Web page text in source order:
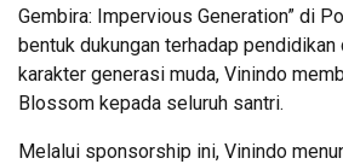
Gembira: Impervious Generation” di
bentuk dukungan terhadap pendidikan
karakter generasi muda, Vinindo
Blossom kepada seluruh santri.
Melalui sponsorship ini, Vinindo